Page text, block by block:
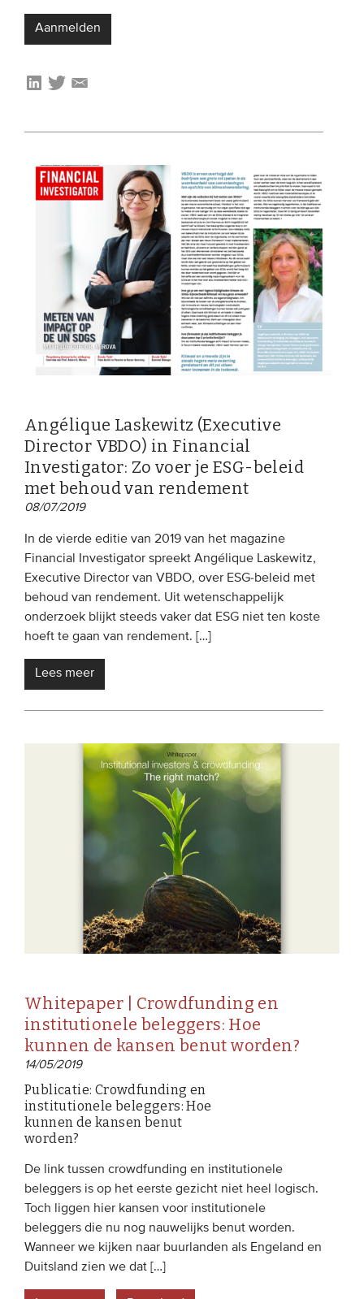
Aanmelden
Angélique Laskewitz (Executive
Director VBDO) in Financial
Investigator: Zo voer je ESG-beleid
met behoud van rendement
08/07/2019
In de vierde editie van 2019 van het magazine
Financial Investigator spreekt Angélique Laskewitz,
Executive Director van VBDO, over ESG-beleid met
behoud van rendement. Uit wetenschappelijk
onderzoek blijkt steeds vaker dat ESG niet ten koste
hoeft te gaan van rendement. […]
Lees meer
Whitepaper | Crowdfunding en
institutionele beleggers: Hoe
kunnen de kansen benut worden?
14/05/2019
Publicatie: Crowdfunding en
institutionele beleggers: Hoe
kunnen de kansen benut
worden?
De link tussen crowdfunding en institutionele
beleggers is op het eerste gezicht niet heel logisch.
Toch liggen hier kansen voor institutionele
beleggers die nu nog nauwelijks benut worden.
Wanneer we kijken naar buurlanden als Engeland en
Duitsland zien we dat […]